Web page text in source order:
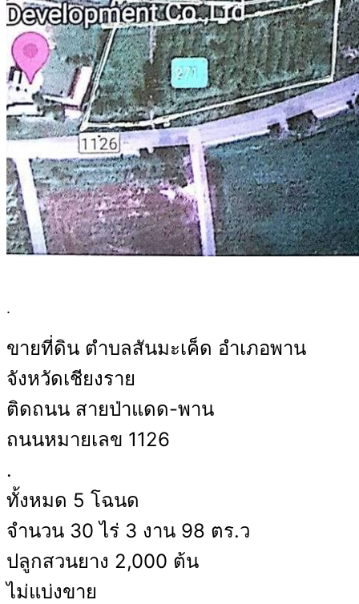
.
ขายที่ดิน ตำบลสันมะเค็ด อำเภอพาน
จังหวัดเชียงราย
ติดถนน สายป่าแดด-พาน
ถนนหมายเลข 1126
.
ทั้งหมด 5 โฉนด
จำนวน 30 ไร่ 3 งาน 98 ตร.ว
ปลูกสวนยาง 2,000 ต้น
ไม่แบ่งขาย